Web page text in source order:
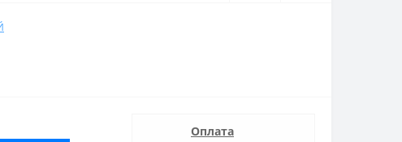
Оплата